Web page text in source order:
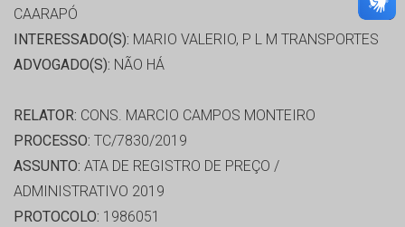
CAARAPÓ
INTERESSADO(S): MARIO VALERIO, P L M TRANSPORTES
ADVOGADO(S): NÃO HÁ
RELATOR: CONS. MARCIO CAMPOS MONTEIRO
PROCESSO: TC/7830/2019
ASSUNTO: ATA DE REGISTRO DE PREÇO /
ADMINISTRATIVO 2019
PROTOCOLO: 1986051